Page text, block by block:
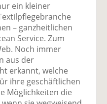
ein kleiner
– ganzheitlichen
Service. Zum
Noch immer
aus der
erkannt, welche
ihre geschäftlichen
Möglichkeiten die